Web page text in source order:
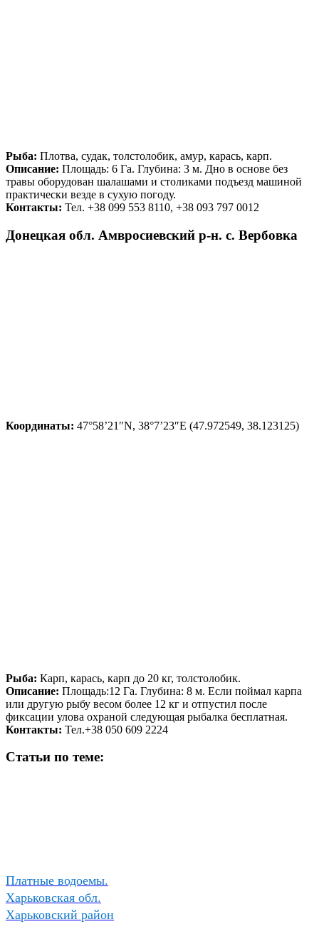
Рыба: Плотва, судак, толстолобик, амур, карась, карп.
Описание: Площадь: 6 Га. Глубина: 3 м. Дно в основе без
травы оборудован шалашами и столиками подъезд машиной
практически везде в сухую погоду.
Контакты: Тел. +38 099 553 8110, +38 093 797 0012
Донецкая обл. Амвросиевский р-н. с. Вербовка
Координаты: 47°58’21″N, 38°7’23″E (47.972549, 38.123125)
Рыба: Карп, карась, карп до 20 кг, толстолобик.
Описание: Площадь:12 Га. Глубина: 8 м. Если поймал карпа
или другую рыбу весом более 12 кг и отпустил после
фиксации улова охраной следующая рыбалка бесплатная.
Контакты: Тел.+38 050 609 2224
Статьи по теме:
Платные водоемы.
Харьковская обл.
Харьковский район